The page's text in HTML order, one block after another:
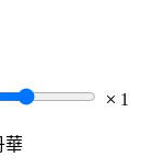
1
華